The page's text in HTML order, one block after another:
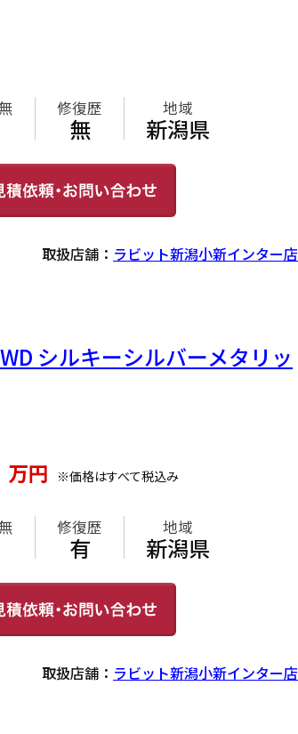
修復歴
無
地域
新潟県
取扱店舗： ラビット新潟小新インター店
シルキーシルバーメタリッ
万円 ※価格はすべて税込み
修復歴
有
地域
新潟県
取扱店舗： ラビット新潟小新インター店